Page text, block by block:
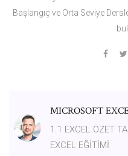
Başlangıç ve Orta Seviye
MICROSOFT
1.1 EXCEL ÖZET
EXCEL EĞİTİMİ